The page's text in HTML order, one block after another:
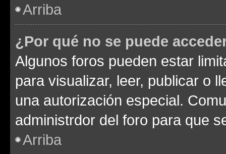
Arriba
¿Por qué no se puede
Algunos foros pueden estar
para visualizar, leer, publicar o
una autorización especial.
administrdor del foro para que
Arriba